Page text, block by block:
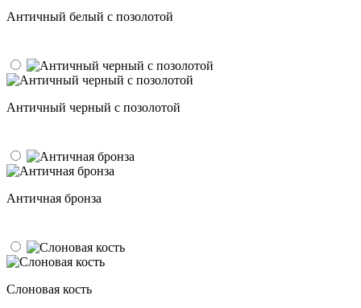
Античный белый с позолотой
Античный черный с позолотой
Античная бронза
Слоновая кость